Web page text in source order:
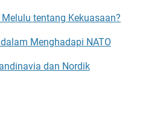
tentang Kekuasaan?
Menghadapi NATO
dan Nordik